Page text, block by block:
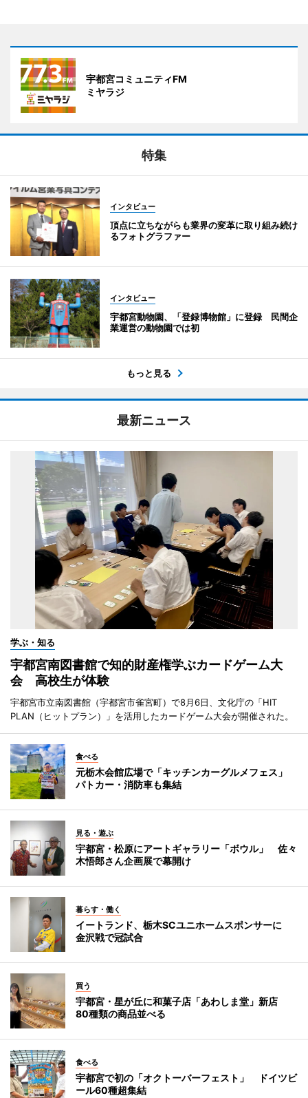
宇都宮コミュニティFM
ミヤラジ
特集
インタビュー
頂点に立ちながらも業界の変革に取り組み続け
るフォトグラファー
インタビュー
宇都宮動物園、「登録博物館」に登録 民間企
業運営の動物園では初
もっと見る
最新ニュース
学ぶ・知る
宇都宮南図書館で知的財産権学ぶカードゲーム大
会 高校生が体験
宇都宮市立南図書館（宇都宮市雀宮町）で8月6日、文化庁の「HIT
PLAN（ヒットプラン）」を活用したカードゲーム大会が開催された。
食べる
元栃木会館広場で「キッチンカーグルメフェス」
パトカー・消防車も集結
見る・遊ぶ
宇都宮・松原にアートギャラリー「ボウル」 佐々
木悟郎さん企画展で幕開け
暮らす・働く
イートランド、栃木SCユニホームスポンサーに
金沢戦で冠試合
買う
宇都宮・星が丘に和菓子店「あわしま堂」新店
80種類の商品並べる
食べる
宇都宮で初の「オクトーバーフェスト」 ドイツビ
ール60種超集結